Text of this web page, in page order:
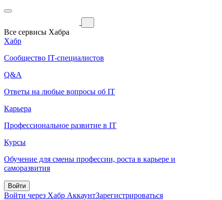
Все сервисы Хабра
Хабр
Сообщество IT-специалистов
Q&A
Ответы на любые вопросы об IT
Карьера
Профессиональное развитие в IT
Курсы
Обучение для смены профессии, роста в карьере и
саморазвития
Войти
Войти через Хабр АккаунтЗарегистрироваться